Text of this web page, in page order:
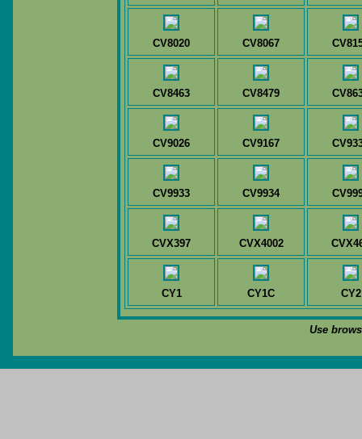
CV8020 CV8067
CV8463 CV8479
CV9026 CV9167
CV9933 CV9934
CVX397 CVX4002
CY1 CY1C CY2
Use